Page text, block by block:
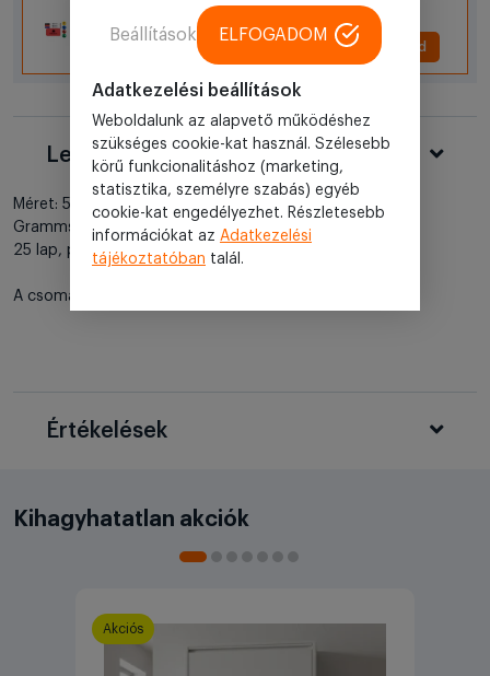
+ Hozzáad
Leírás
Méret: 58.5x81cm
Grammsúly: 80 g/m²
25 lap, perforációval
A csomag tartalma 25 lap.
Értékelések
Kihagyhatatlan akciók
Akciós
Adatkezelési beállítások
Weboldalunk az alapvető működéshez
szükséges cookie-kat használ. Szélesebb
körű funkcionalitáshoz (marketing,
statisztika, személyre szabás) egyéb
cookie-kat engedélyezhet. Részletesebb
információkat az Adatkezelési
tájékoztatóban talál.
Beállítások ELFOGADOM